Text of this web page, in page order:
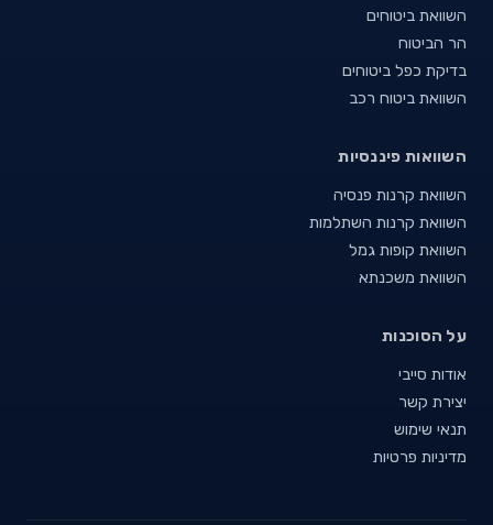
השוואת ביטוחים
הר הביטוח
בדיקת כפל ביטוחים
השוואת ביטוח רכב
השוואות פיננסיות
השוואת קרנות פנסיה
השוואת קרנות השתלמות
השוואת קופות גמל
השוואת משכנתא
על הסוכנות
אודות סייבי
יצירת קשר
תנאי שימוש
מדיניות פרטיות